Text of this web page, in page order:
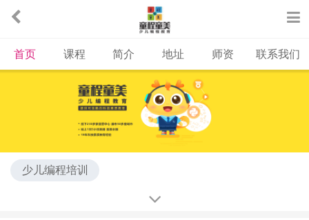
首页 课程 简介 地址 师资 联系我们
少儿编程培训